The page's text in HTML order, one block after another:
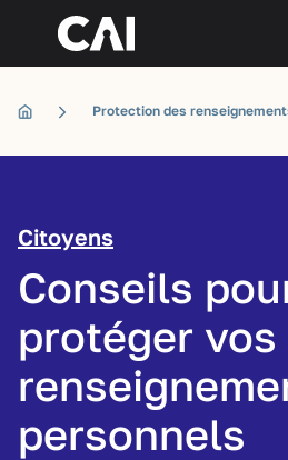
Protection des
Citoyens
Conseils
protéger vos
personnels